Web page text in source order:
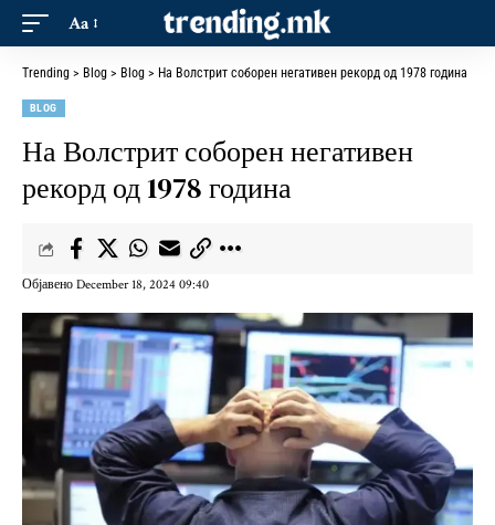
Aa
Trending > Blog > Blog > На Волстрит соборен негативен рекорд од 1978 година
BLOG
На Волстрит соборен негативен
рекорд од 1978 година
Објавено December 18, 2024 09:40